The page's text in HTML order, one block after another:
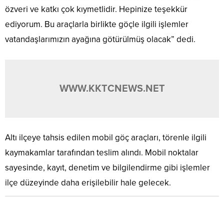
özveri ve katkı çok kıymetlidir. Hepinize teşekkür
ediyorum. Bu araçlarla birlikte göçle ilgili işlemler
vatandaşlarımızın ayağına götürülmüş olacak” dedi.
WWW.KKTCNEWS.NET
Altı ilçeye tahsis edilen mobil göç araçları, törenle ilgili
kaymakamlar tarafından teslim alındı. Mobil noktalar
sayesinde, kayıt, denetim ve bilgilendirme gibi işlemler
ilçe düzeyinde daha erişilebilir hale gelecek.